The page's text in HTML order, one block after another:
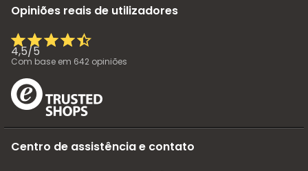
Opiniões reais de utilizadores
4,5/5
Com base em 642 opiniões
Centro de assistência e contato